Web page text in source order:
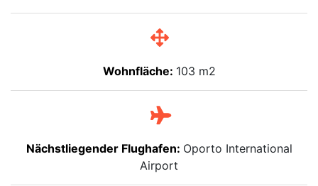
Wohnfläche: 103 m2
Nächstliegender Flughafen: Oporto International
Airport